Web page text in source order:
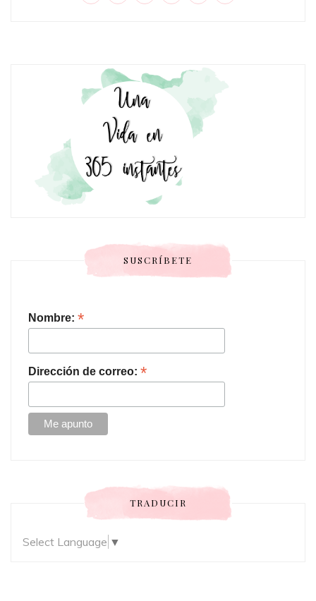
SUSCRÍBETE
Nombre: *
Dirección de correo: *
TRADUCIR
Select Language ▼